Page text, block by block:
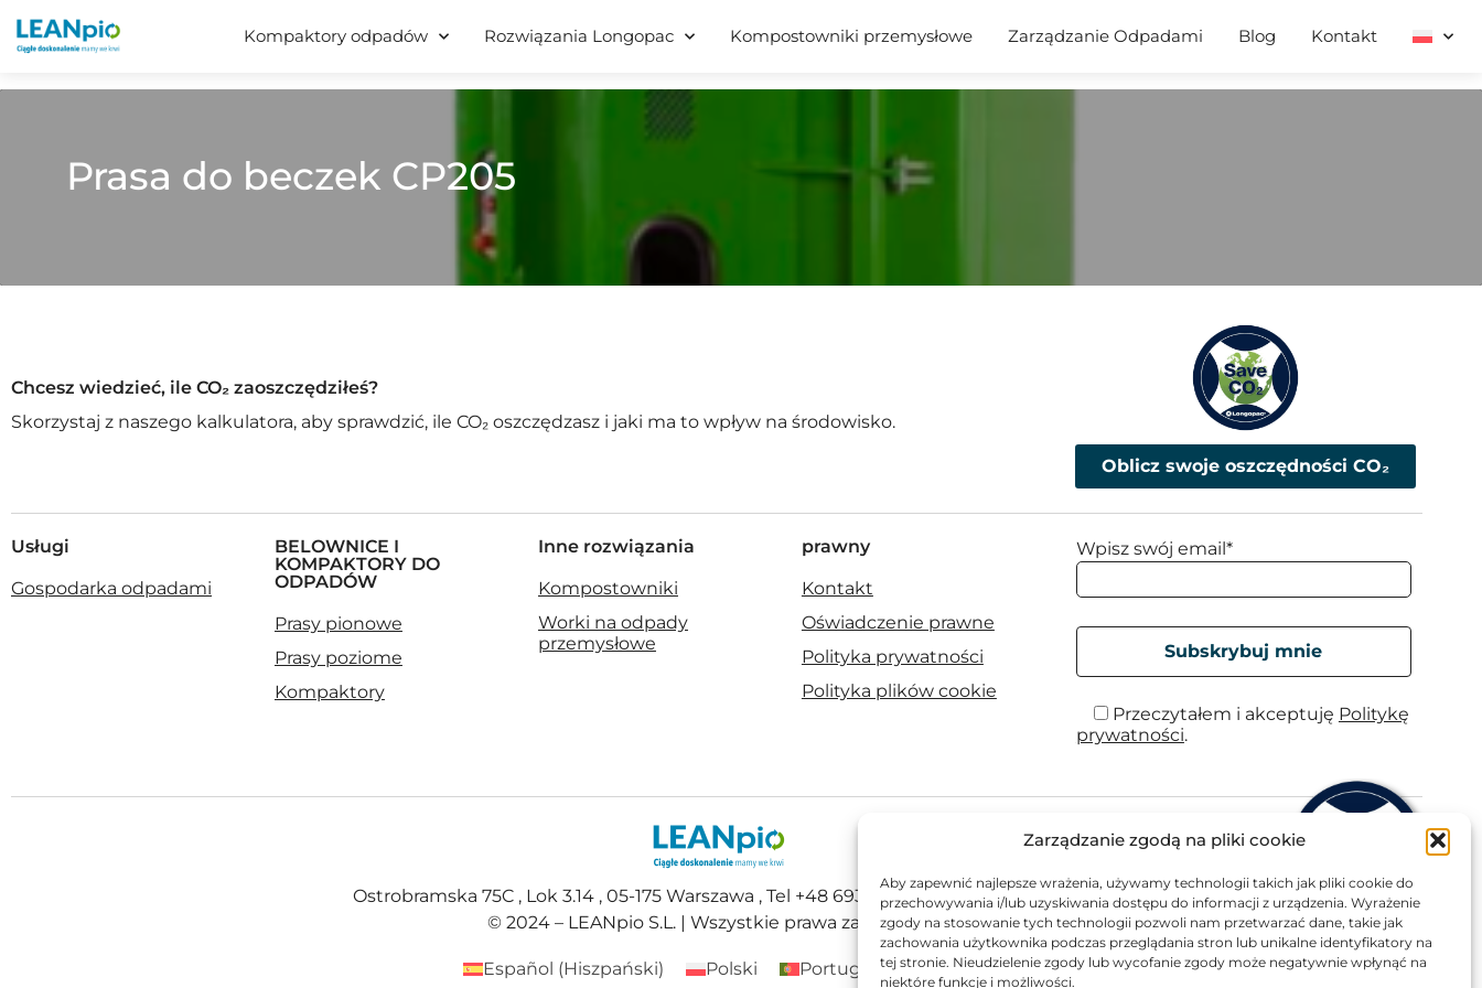
Zarządzanie zgodą na pliki cookie
Aby zapewnić najlepsze wrażenia, używamy technologii takich jak pliki cookie do
przechowywania i/lub uzyskiwania dostępu do informacji z urządzenia. Wyrażenie
zgody na stosowanie tych technologii pozwoli nam przetwarzać dane, takie jak
zachowania użytkownika podczas przeglądania stron lub unikalne identyfikatory na
tej stronie. Nieudzielenie zgody lub wycofanie zgody może negatywnie wpłynąć na
niektóre funkcje i możliwości.
Kompaktory odpadów Rozwiązania Longopac Kompostowniki przemysłowe Zarządzanie Odpadami Blog Kontakt
Materiał:Kanistry
Prasa do beczek CP205
Chcesz wiedzieć, ile CO₂ zaoszczędziłeś?
Skorzystaj z naszego kalkulatora, aby sprawdzić, ile CO₂ oszczędzasz i jaki ma to wpływ na środowisko.
Oblicz swoje oszczędności CO₂
Usługi
Gospodarka odpadami
BELOWNICE I
KOMPAKTORY DO
ODPADÓW
Prasy pionowe
Prasy poziome
Kompaktory
Inne rozwiązania
Kompostowniki
Worki na odpady
przemysłowe
prawny
Kontakt
Oświadczenie prawne
Polityka prywatności
Polityka plików cookie
Wpisz swój email*
Przeczytałem i akceptuję Politykę
prywatności.
Ostrobramska 75C , Lok 3.14 , 05-175 Warszawa , Tel +48 693 365 053 / +48 22 713 5701
© 2024 – LEANpio S.L. | Wszystkie prawa zastrzeżone
Español (Hiszpański) Polski Portuguese(Portugalski)